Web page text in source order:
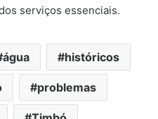
serviços essenciais.
água históricos
problemas